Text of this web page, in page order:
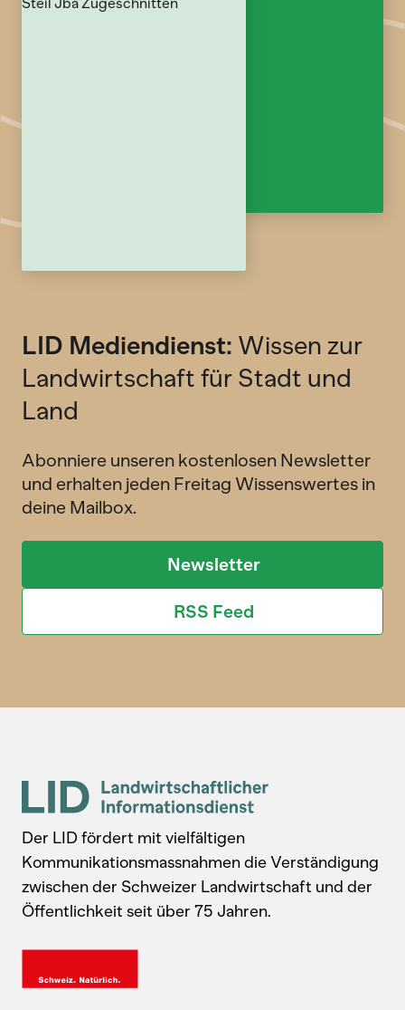
LID Mediendienst: Wissen zur
Landwirtschaft für Stadt und
Land
Abonniere unseren kostenlosen Newsletter
und erhalten jeden Freitag Wissenswertes in
deine Mailbox.
Newsletter
RSS Feed
Der LID fördert mit vielfältigen
Kommunikationsmassnahmen die Verständigung
zwischen der Schweizer Landwirtschaft und der
Öffentlichkeit seit über 75 Jahren.